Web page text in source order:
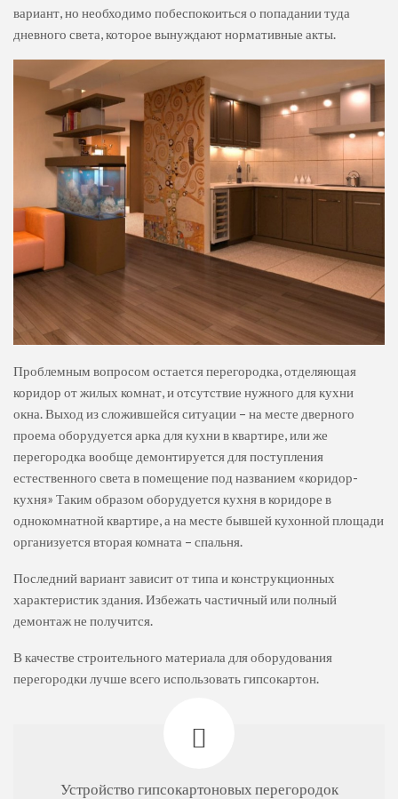
вариант, но необходимо побеспокоиться о попадании туда
дневного света, которое вынуждают нормативные акты.
Проблемным вопросом остается перегородка, отделяющая
коридор от жилых комнат, и отсутствие нужного для кухни
окна. Выход из сложившейся ситуации – на месте дверного
проема оборудуется арка для кухни в квартире, или же
перегородка вообще демонтируется для поступления
естественного света в помещение под названием «коридор-
кухня» Таким образом оборудуется кухня в коридоре в
однокомнатной квартире, а на месте бывшей кухонной площади
организуется вторая комната – спальня.
Последний вариант зависит от типа и конструкционных
характеристик здания. Избежать частичный или полный
демонтаж не получится.
В качестве строительного материала для оборудования
перегородки лучше всего использовать гипсокартон.
Устройство гипсокартоновых перегородок